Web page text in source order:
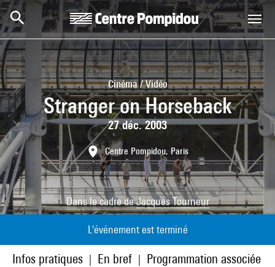
Aller au contenu principal
Centre Pompidou
Cinéma / Vidéo
Stranger on Horseback
27 déc. 2003
Centre Pompidou, Paris
Dans le cadre deJacques Tourneur
L'événement est terminé
Infos pratiques En bref Programmation associée